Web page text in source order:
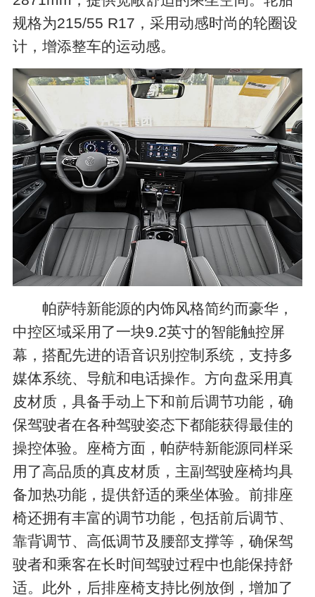
规格为215/55 R17，采用动感时尚的轮圈设
计，增添整车的运动感。
帕萨特新能源的内饰风格简约而豪华，
中控区域采用了一块9.2英寸的智能触控屏
幕，搭配先进的语音识别控制系统，支持多
媒体系统、导航和电话操作。方向盘采用真
皮材质，具备手动上下和前后调节功能，确
保驾驶者在各种驾驶姿态下都能获得最佳的
操控体验。座椅方面，帕萨特新能源同样采
用了高品质的真皮材质，主副驾驶座椅均具
备加热功能，提供舒适的乘坐体验。前排座
椅还拥有丰富的调节功能，包括前后调节、
靠背调节、高低调节及腰部支撑等，确保驾
驶者和乘客在长时间驾驶过程中也能保持舒
适。此外，后排座椅支持比例放倒，增加了